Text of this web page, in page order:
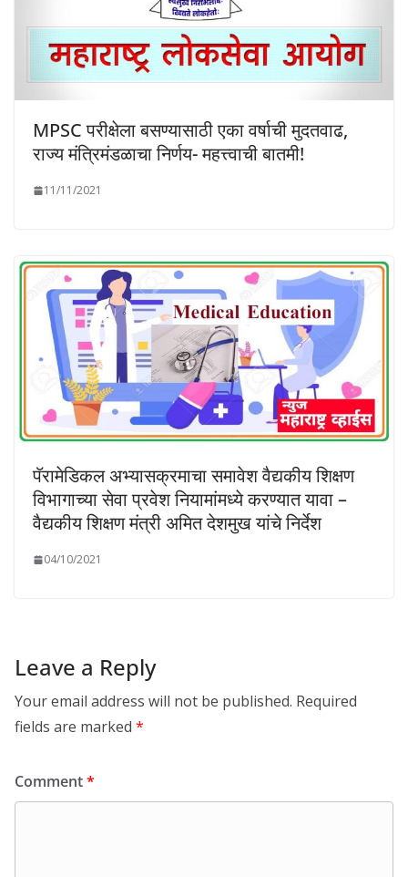
MPSC परीक्षेला बसण्यासाठी एका वर्षाची मुदतवाढ,
राज्य मंत्रिमंडळाचा निर्णय- महत्त्वाची बातमी!
11/11/2021
पॅरामेडिकल अभ्यासक्रमाचा समावेश वैद्यकीय शिक्षण
विभागाच्या सेवा प्रवेश नियामांमध्ये करण्यात यावा –
वैद्यकीय शिक्षण मंत्री अमित देशमुख यांचे निर्देश
04/10/2021
Leave a Reply
Your email address will not be published. Required
fields are marked *
Comment*